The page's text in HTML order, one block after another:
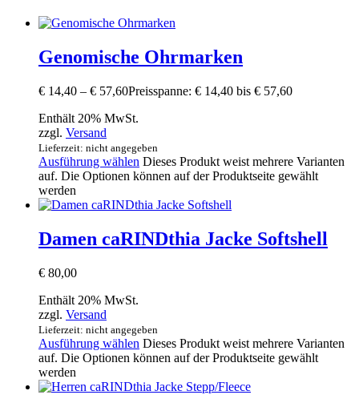
Genomische Ohrmarken
€ 14,40 – € 57,60Preisspanne: € 14,40 bis € 57,60
Enthält 20% MwSt.
zzgl. Versand
Lieferzeit: nicht angegeben
Ausführung wählen Dieses Produkt weist mehrere Varianten
auf. Die Optionen können auf der Produktseite gewählt
werden
Damen caRINDthia Jacke Softshell
€ 80,00
Enthält 20% MwSt.
zzgl. Versand
Lieferzeit: nicht angegeben
Ausführung wählen Dieses Produkt weist mehrere Varianten
auf. Die Optionen können auf der Produktseite gewählt
werden